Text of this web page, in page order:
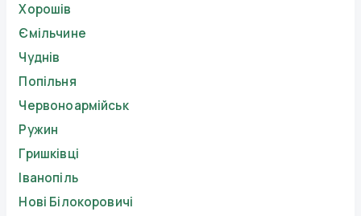
Хорошів
Ємільчине
Чуднів
Попільня
Червоноармійськ
Ружин
Гришківці
Іванопіль
Нові Білокоровичі